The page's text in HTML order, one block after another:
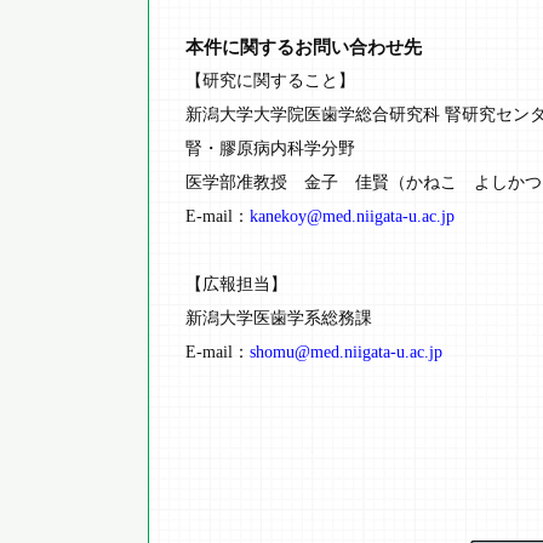
本件に関するお問い合わせ先
【研究に関すること】
新潟大学大学院医歯学総合研究科 腎研究セン
腎・膠原病内科学分野
医学部准教授 金子 佳賢（かねこ よしかつ
E-mail： kanekoy@med.niigata-u.ac.jp
【広報担当】
新潟大学医歯学系総務課
E-mail： shomu@med.niigata-u.ac.jp